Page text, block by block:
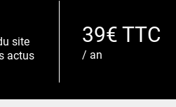
site
actus
39€ TTC
/ an